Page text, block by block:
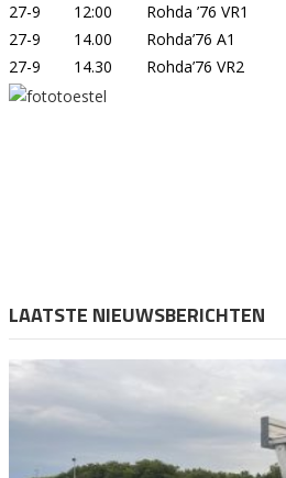
27-9
12:00 Rohda ’76 VR1
27-9
14.00 Rohda’76 A1
27-9
14.30 Rohda’76 VR2
LAATSTE NIEUWSBERICHTEN